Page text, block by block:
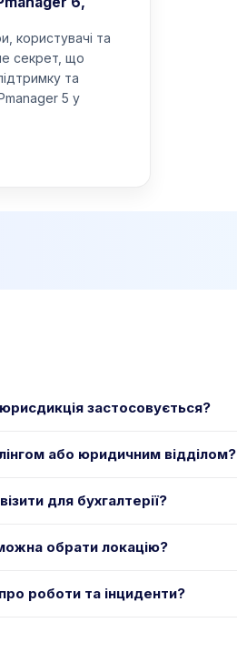
користувачі та
секрет, що
та
5 у
застосовується?
або юридичним відділом?
для бухгалтерії?
обрати локацію?
роботи та інциденти?